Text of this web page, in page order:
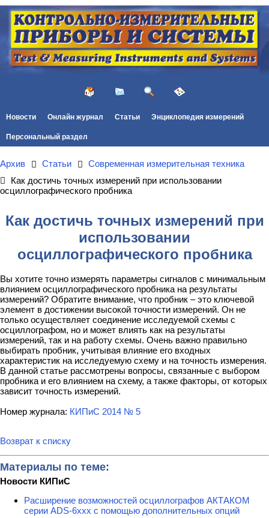
Новости Онлайн журнал Статьи Энциклопедия измерений
Персональный раздел
Архив Статьи
Современная измерительная техника
Как достичь точных измерений при использовании
осциллографического пробника
Как достичь точных измерений при
использовании
осциллографического пробника
Вы хотите точно измерять параметры сигналов с минимальным
влиянием осциллографического пробника на результаты
измерений? Обратите внимание, что пробник – это ключевой
элемент в достижении высокой точности измерений. Он не
только осуществляет соединение исследуемой схемы с
осциллографом, но и может влиять как на результаты
измерений, так и на работу схемы. Очень важно правильно
выбирать пробник, учитывая влияние его входных
характеристик на исследуемую схему и на точность измерения.
В данной статье рассмотрены вопросы, связанные с выбором
пробника и его влиянием на схему, а также факторы, от которых
зависит точность измерений.
Номер журнала: КИПиС 2014 № 5
Возврат к списку
Материалы по теме:
Новости КИПиС
Расширение возможностей осциллографов АКТАКОМ
серии ADS-6ххх с помощью дополнительных опций